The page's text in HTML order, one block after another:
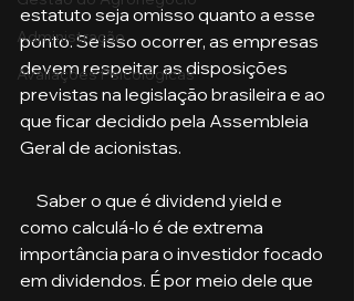
Administração
Avaliações Psicológicas
estatuto seja omisso quanto a esse
ponto. Se isso ocorrer, as empresas
devem respeitar as disposições
previstas na legislação brasileira e ao
que ficar decidido pela Assembleia
Geral de acionistas.
como calculá-lo é de extrema
importância para o investidor focado
em dividendos. É por meio dele que